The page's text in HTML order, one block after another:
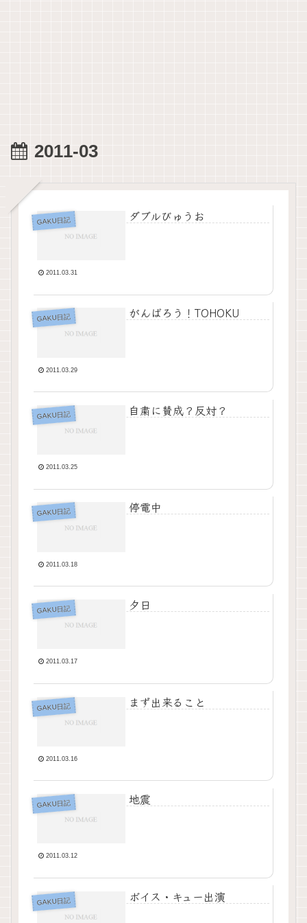
2011-03
GAKU日記 ダブルびゅうお
2011.03.31
GAKU日記 がんばろう！TOHOKU
2011.03.29
GAKU日記 自粛に賛成？反対？
2011.03.25
GAKU日記 停電中
2011.03.18
GAKU日記 夕日
2011.03.17
GAKU日記 まず出来ること
2011.03.16
GAKU日記 地震
2011.03.12
GAKU日記 ボイス・キュー出演